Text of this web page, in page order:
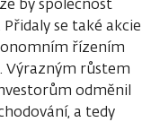
se také akcie
řízením
Výrazným růstem
odměnil
a tedy